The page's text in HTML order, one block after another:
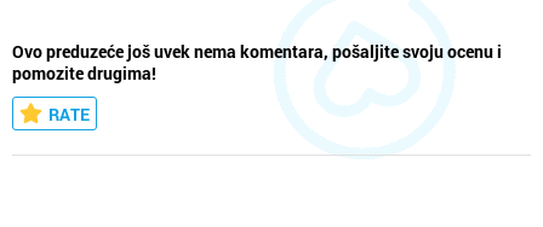
Ovo preduzeće još uvek nema komentara, pošaljite svoju ocenu i
pomozite drugima!
RATE